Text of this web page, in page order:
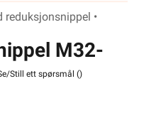
reduksjonsnippel •
M32-
Still ett spørsmål ()